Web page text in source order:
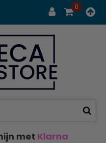
0
met Klarna